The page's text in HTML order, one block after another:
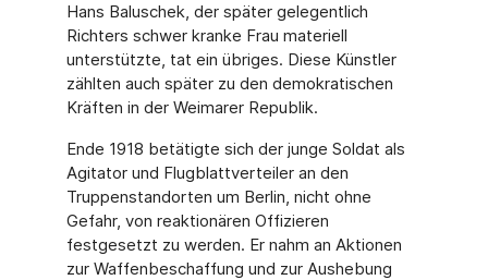
Hans Baluschek, der später gelegentlich
Richters schwer kranke Frau materiell
unterstützte, tat ein übriges. Diese Künstler
zählten auch später zu den demokratischen
Kräften in der Weimarer Republik.
Ende 1918 betätigte sich der junge Soldat als
Agitator und Flugblattverteiler an den
Truppenstandorten um Berlin, nicht ohne
Gefahr, von reaktionären Offizieren
festgesetzt zu werden. Er nahm an Aktionen
zur Waffenbeschaffung und zur Aushebung